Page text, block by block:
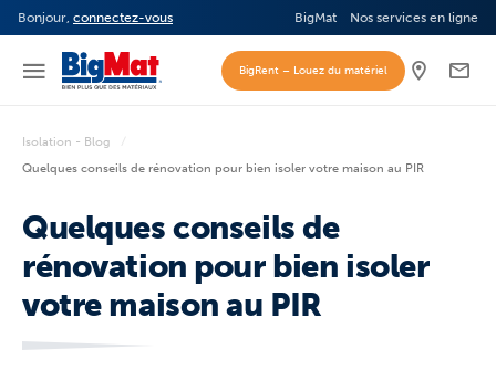
Bonjour, connectez-vous BigMat Nos services en ligne
BigRent – Louez du matériel
Isolation - Blog
Quelques conseils de rénovation pour bien isoler votre maison au PIR
Quelques conseils de
rénovation pour bien isoler
votre maison au PIR